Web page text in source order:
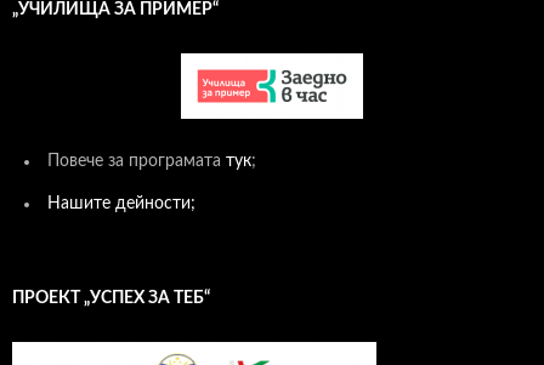
„УЧИЛИЩА ЗА ПРИМЕР“
Повече за програмата тук;
Нашите дейности;
ПРОЕКТ „УСПЕХ ЗА ТЕБ“